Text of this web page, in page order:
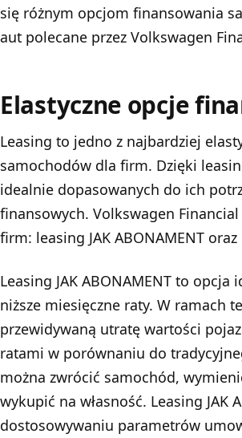
się różnym opcjom finansowania
aut polecane przez Volkswagen
Elastyczne opcje
Leasing to jedno z najbardziej
samochodów dla firm. Dzięki
idealnie dopasowanych do ich
finansowych. Volkswagen
firm: leasing JAK ABONAMENT oraz
Leasing JAK ABONAMENT to
niższe miesięczne raty. W ramach
przewidywaną utratę wartości
ratami w porównaniu do
można zwrócić samochód,
wykupić na własność. Leasing JAK
dostosowywaniu parametrów